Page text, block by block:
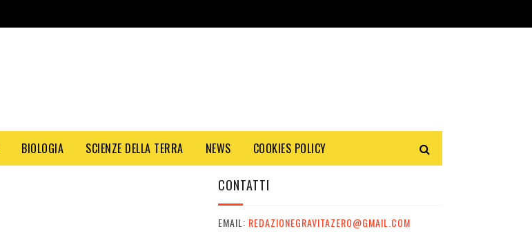
BIOLOGIA SCIENZE DELLA TERRA NEWS COOKIES POLICY
CONTATTI
EMAIL: REDAZIONEGRAVITAZERO@GMAIL.COM